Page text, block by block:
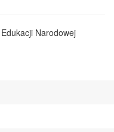
Narodowej